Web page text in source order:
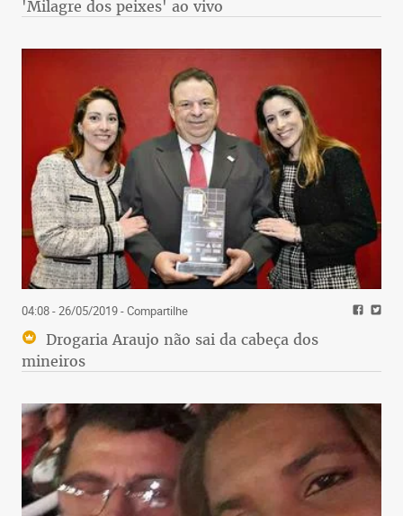
'Milagre dos peixes' ao vivo
04:08 - 26/05/2019- Compartilhe
Drogaria Araujo não sai da cabeça dos
mineiros